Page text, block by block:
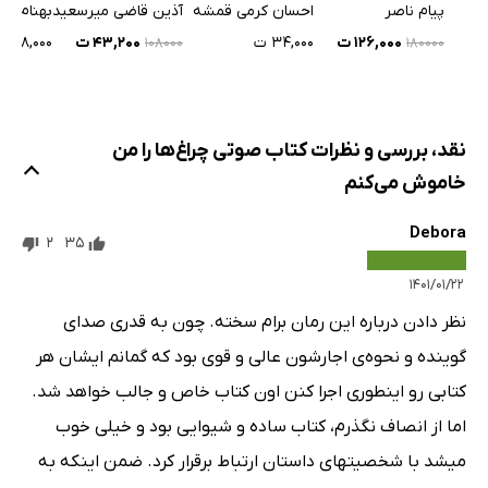
11 دقیقه بخش چهل و یک
بخش چهل و چهار
14 دقیقه بخش چهل و شش
بخش چهل و هفت
4 دقیقه بخش چهل و نه
10 دقیقه بخش پنجاه
پیام ناصر
۱۸۰۰۰۰ ۱۲۶,۰۰۰ ت
احسان کرمی قمشه
۳۴,۰۰۰ ت
آذین قاضی میرسعید
۱۰۸۰۰۰ ۴۳,۲۰۰ ت
بهنام
۱۸۸,۰۰۰ ت
نقد، بررسی و نظرات کتاب صوتی چراغ‌ها را من
خاموش می‌کنم
Debora
۱۴۰۱/۰۱/۲۲
35
2
نظر دادن درباره این رمان برام سخته. چون به قدری صدای
گوینده و نحوه‌ی اجارشون عالی و قوی بود که گمانم ایشان هر
کتابی رو اینطوری اجرا کنن اون کتاب خاص و جالب خواهد شد.
اما از انصاف نگذرم، کتاب ساده و شیوایی بود و خیلی خوب
میشد با شخصیتهای داستان ارتباط برقرار کرد. ضمن اینکه به